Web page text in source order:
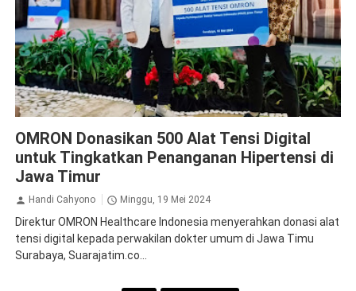
OMRON Donasikan 500 Alat Tensi Digital
untuk Tingkatkan Penanganan Hipertensi di
Jawa Timur
Handi Cahyono Minggu, 19 Mei 2024
Direktur OMRON Healthcare Indonesia menyerahkan donasi alat
tensi digital kepada perwakilan dokter umum di Jawa Timu
Surabaya, Suarajatim.co...